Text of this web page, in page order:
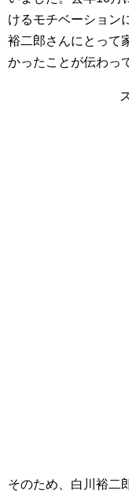
けるモチベーション
裕二郎さんにとって
かったことが伝わっ
そのため、白川裕二